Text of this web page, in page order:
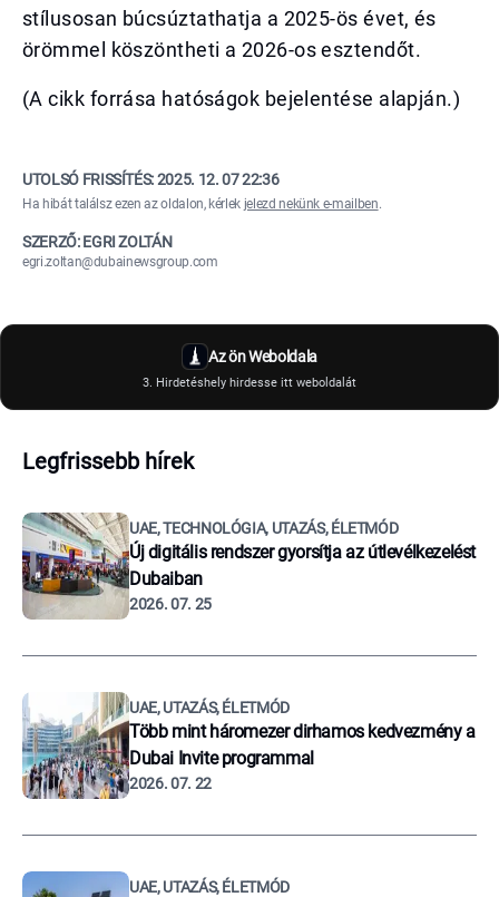
stílusosan búcsúztathatja a 2025-ös évet, és
örömmel köszöntheti a 2026-os esztendőt.
(A cikk forrása hatóságok bejelentése alapján.)
UTOLSÓ FRISSÍTÉS:2025. 12. 07 22:36
Ha hibát találsz ezen az oldalon, kérlek jelezd nekünk e-mailben.
SZERZŐ: EGRI ZOLTÁN
egri.zoltan@dubainewsgroup.com
Az ön Weboldala
3. Hirdetéshely hirdesse itt weboldalát
Legfrissebb hírek
UAE, TECHNOLÓGIA, UTAZÁS, ÉLETMÓD
Új digitális rendszer gyorsítja az útlevélkezelést
Dubaiban
2026. 07. 25
UAE, UTAZÁS, ÉLETMÓD
Több mint háromezer dirhamos kedvezmény a
Dubai Invite programmal
2026. 07. 22
UAE, UTAZÁS, ÉLETMÓD